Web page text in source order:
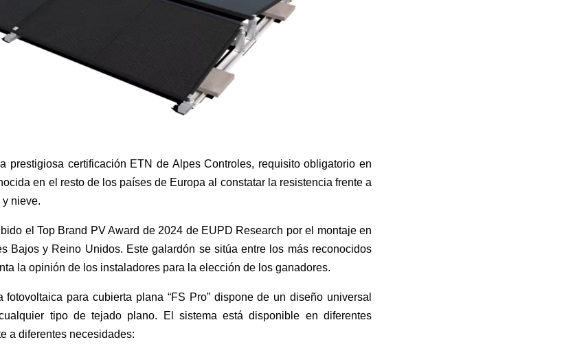
prestigiosa certificación ETN de Alpes Controles, requisito obligatorio en
en el resto de los países de Europa al constatar la resistencia frente a
nieve.
el Top Brand PV Award de 2024 de EUPD Research por el montaje en
Bajos y Reino Unidos. Este galardón se sitúa entre los más reconocidos
la opinión de los instaladores para la elección de los ganadores.
fotovoltaica para cubierta plana “FS Pro” dispone de un diseño universal
tipo de tejado plano. El sistema está disponible en diferentes
a diferentes necesidades: